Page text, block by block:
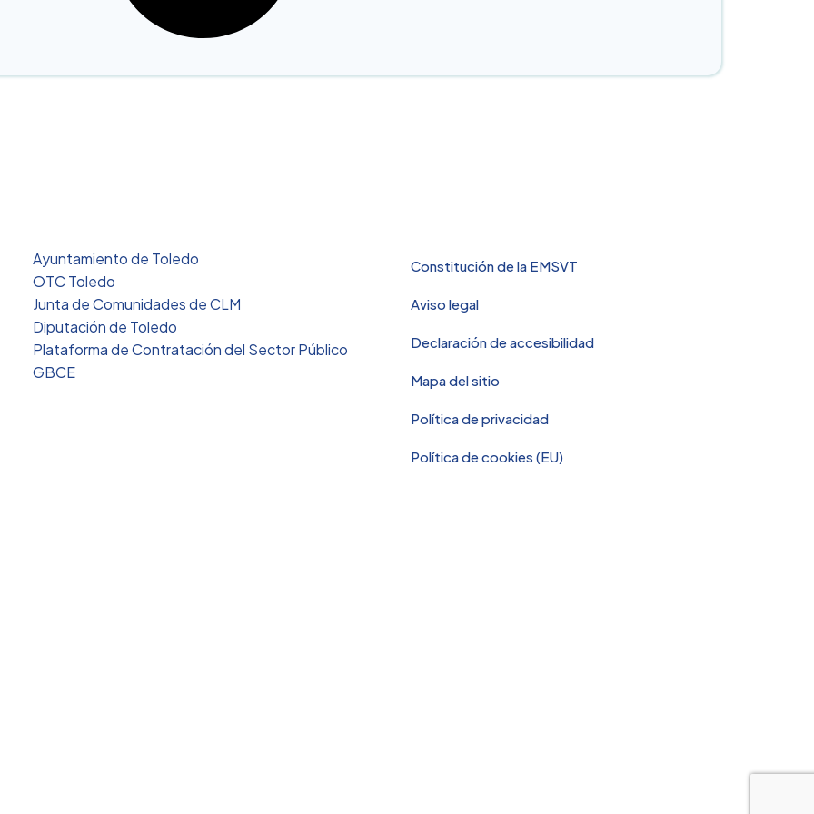
Ayuntamiento de Toledo
OTC Toledo
Junta de Comunidades de CLM
Diputación de Toledo
Plataforma de Contratación del Sector Público
GBCE
Constitución de la EMSVT
Aviso legal
Declaración de accesibilidad
Mapa del sitio
Política de privacidad
Política de cookies (EU)